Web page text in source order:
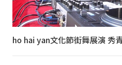
ho hai yan文化節街舞展演 秀